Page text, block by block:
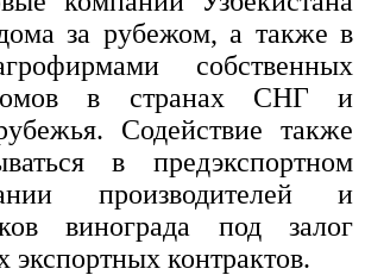
за рубежом, а также в
собственных
в странах СНГ и
Содействие также
в предэкспортном
производителей и
винограда под залог
экспортных контрактов.